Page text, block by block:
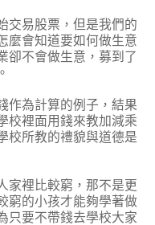
交易股票，但是我們的
麼會知道要如何做生意
卻不會做生意，募到了
作為計算的例子，結果
校裡面用錢來教加減乘
校所教的禮貌與道德是
家裡比較窮，那不是更
窮的小孩才能夠學著做
只要不帶錢去學校大家